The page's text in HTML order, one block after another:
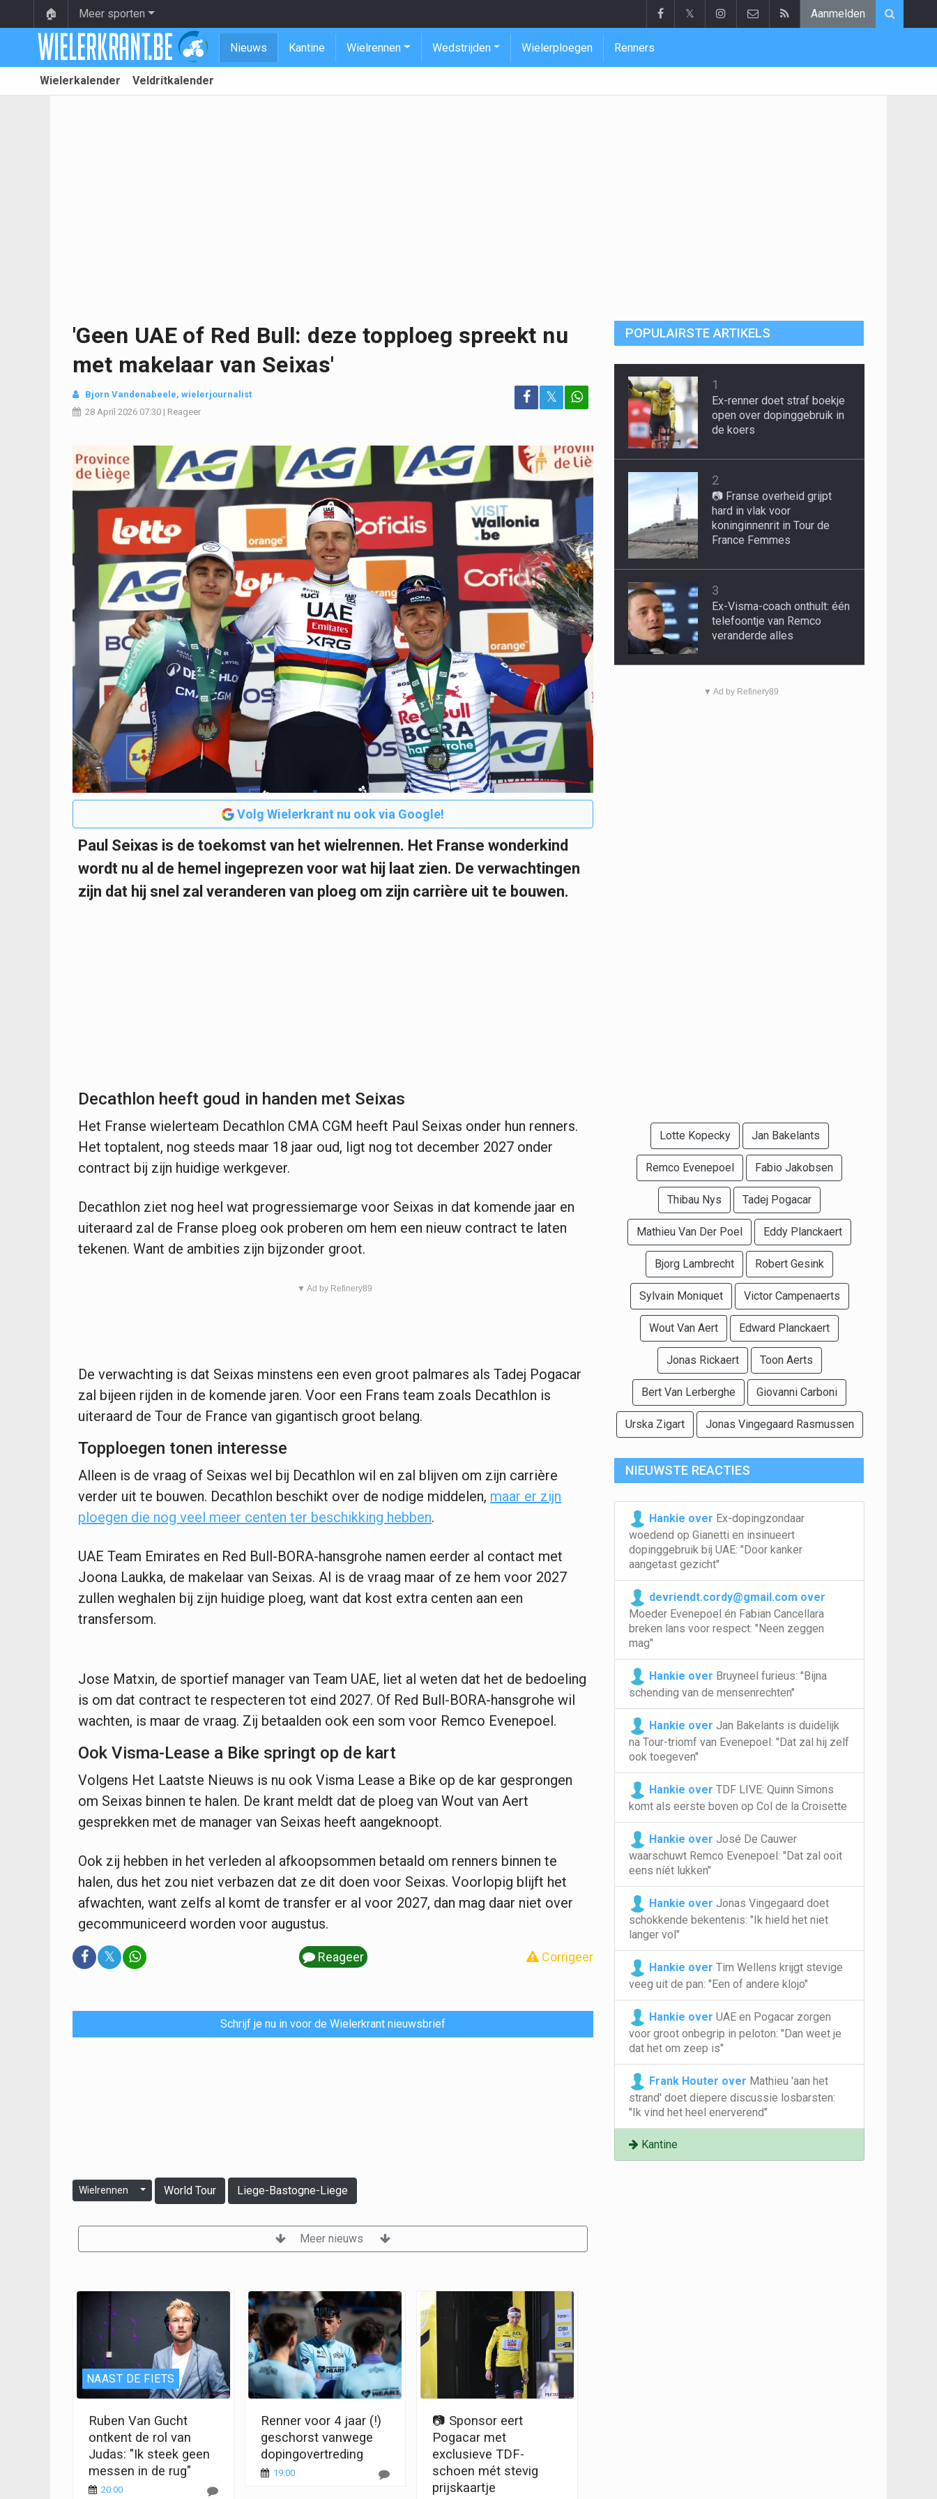
🏠 Meer sporten 𝕏 Aanmelden
Nieuws Kantine Wielrennen Wedstrijden Wielerploegen Renners
Wielerkalender Veldritkalender
'Geen UAE of Red Bull: deze topploeg spreekt nu
met makelaar van Seixas'
Bjorn Vandenabeele, wielerjournalist
28 April 2026 07:30 | Reageer
𝕏
Volg Wielerkrant nu ook via Google!
Paul Seixas is de toekomst van het wielrennen. Het Franse wonderkind
wordt nu al de hemel ingeprezen voor wat hij laat zien. De verwachtingen
zijn dat hij snel zal veranderen van ploeg om zijn carrière uit te bouwen.
Decathlon heeft goud in handen met Seixas
Het Franse wielerteam Decathlon CMA CGM heeft Paul Seixas onder hun renners.
Het toptalent, nog steeds maar 18 jaar oud, ligt nog tot december 2027 onder
contract bij zijn huidige werkgever.
Decathlon ziet nog heel wat progressiemarge voor Seixas in dat komende jaar en
uiteraard zal de Franse ploeg ook proberen om hem een nieuw contract te laten
tekenen. Want de ambities zijn bijzonder groot.
▼ Ad by Refinery89
De verwachting is dat Seixas minstens een even groot palmares als Tadej Pogacar
zal bijeen rijden in de komende jaren. Voor een Frans team zoals Decathlon is
uiteraard de Tour de France van gigantisch groot belang.
Topploegen tonen interesse
Alleen is de vraag of Seixas wel bij Decathlon wil en zal blijven om zijn carrière
verder uit te bouwen. Decathlon beschikt over de nodige middelen, maar er zijn
ploegen die nog veel meer centen ter beschikking hebben.
UAE Team Emirates en Red Bull-BORA-hansgrohe namen eerder al contact met
Joona Laukka, de makelaar van Seixas. Al is de vraag maar of ze hem voor 2027
zullen weghalen bij zijn huidige ploeg, want dat kost extra centen aan een
transfersom.
Jose Matxin, de sportief manager van Team UAE, liet al weten dat het de bedoeling
is om dat contract te respecteren tot eind 2027. Of Red Bull-BORA-hansgrohe wil
wachten, is maar de vraag. Zij betaalden ook een som voor Remco Evenepoel.
Ook Visma-Lease a Bike springt op de kart
Volgens Het Laatste Nieuws is nu ook Visma Lease a Bike op de kar gesprongen
om Seixas binnen te halen. De krant meldt dat de ploeg van Wout van Aert
gesprekken met de manager van Seixas heeft aangeknoopt.
Ook zij hebben in het verleden al afkoopsommen betaald om renners binnen te
halen, dus het zou niet verbazen dat ze dit doen voor Seixas. Voorlopig blijft het
afwachten, want zelfs al komt de transfer er al voor 2027, dan mag daar niet over
gecommuniceerd worden voor augustus.
𝕏 Reageer Corrigeer
Schrijf je nu in voor de Wielerkrant nieuwsbrief
Wielrennen World Tour Liege-Bastogne-Liege
Meer nieuws
NAAST DE FIETS
Ruben Van Gucht
ontkent de rol van
Judas: "Ik steek geen
messen in de rug"
20:00
Renner voor 4 jaar (!)
geschorst vanwege
dopingovertreding
19:00
📷 Sponsor eert
Pogacar met
exclusieve TDF-
schoen mét stevig
prijskaartje
POPULAIRSTE ARTIKELS
1
Ex-renner doet straf boekje
open over dopinggebruik in
de koers
2
📷 Franse overheid grijpt
hard in vlak voor
koninginnenrit in Tour de
France Femmes
3
Ex-Visma-coach onthult: één
telefoontje van Remco
veranderde alles
▼ Ad by Refinery89
Lotte Kopecky Jan Bakelants
Remco Evenepoel Fabio Jakobsen
Thibau Nys Tadej Pogacar
Mathieu Van Der Poel Eddy Planckaert
Bjorg Lambrecht Robert Gesink
Sylvain Moniquet Victor Campenaerts
Wout Van Aert Edward Planckaert
Jonas Rickaert Toon Aerts
Bert Van Lerberghe Giovanni Carboni
Urska Zigart Jonas Vingegaard Rasmussen
NIEUWSTE REACTIES
Hankie over Ex-dopingzondaar
woedend op Gianetti en insinueert
dopinggebruik bij UAE: "Door kanker
aangetast gezicht"
devriendt.cordy@gmail.com over
Moeder Evenepoel én Fabian Cancellara
breken lans voor respect: "Neen zeggen
mag"
Hankie over Bruyneel furieus: "Bijna
schending van de mensenrechten"
Hankie over Jan Bakelants is duidelijk
na Tour-triomf van Evenepoel: "Dat zal hij zelf
ook toegeven"
Hankie over TDF LIVE: Quinn Simons
komt als eerste boven op Col de la Croisette
Hankie over José De Cauwer
waarschuwt Remco Evenepoel: "Dat zal ooit
eens níét lukken"
Hankie over Jonas Vingegaard doet
schokkende bekentenis: "Ik hield het niet
langer vol"
Hankie over Tim Wellens krijgt stevige
veeg uit de pan: "Een of andere klojo"
Hankie over UAE en Pogacar zorgen
voor groot onbegrip in peloton: "Dan weet je
dat het om zeep is"
Frank Houter over Mathieu 'aan het
strand' doet diepere discussie losbarsten:
"Ik vind het heel enerverend"
Kantine